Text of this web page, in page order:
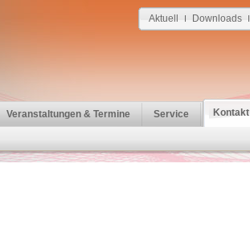
Aktuell I Downloads I
Veranstaltungen & Termine Service Kontakt